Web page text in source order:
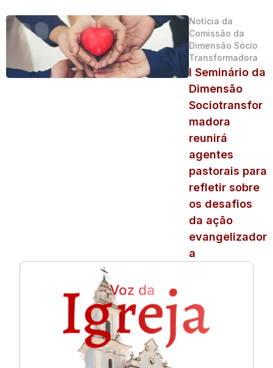
Notícia da
Comissão da
Dimensão Sócio
Transformadora
I Seminário da
Dimensão
Sociotransfor
madora
reunirá
agentes
pastorais para
refletir sobre
os desafios
da ação
evangelizador
a